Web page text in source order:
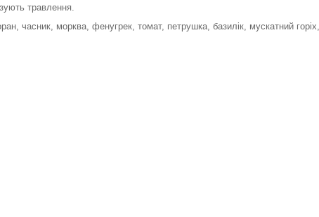
травлення.
часник, морква, фенугрек, томат, петрушка, базилік, мускатний